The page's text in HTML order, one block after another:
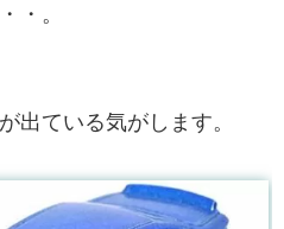
・。
出ている気がします。